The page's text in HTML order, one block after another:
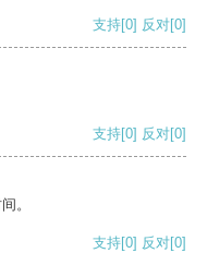
支持[0] 反对[0]
支持[0] 反对[0]
。
支持[0] 反对[0]